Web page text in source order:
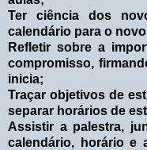
Ter ciência dos
calendário para o
Refletir sobre a
compromisso,
inicia;
Traçar objetivos de
separar horários de
Assistir a palestra,
calendário, horário e